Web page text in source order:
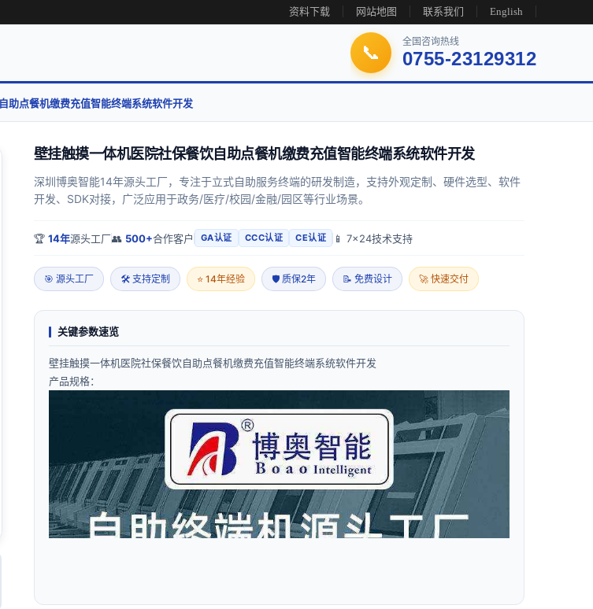
English
联系我们
网站地图
资料下载
📞
全国咨询热线
0755-23129312
助点餐机缴费充值智能终端系统软件开发
壁挂触摸一体机医院社保餐饮自助点餐机缴费充值智能终端系统软件开发
深圳博奥智能14年源头工厂，专注于立式自助服务终端的研发制造，支持外观定制、硬件选型、软件
开发、SDK对接，广泛应用于政务/医疗/校园/金融/园区等行业场景。
🏆 14年源头工厂👥 500+合作客户 GA认证 CCC认证 CE认证 📱 7x24技术支持
🎯 源头工厂 🛠 支持定制 ⭐ 14年经验 🛡 质保2年 📝 免费设计 🚀 快速交付
关键参数速览
壁挂触摸一体机医院社保餐饮自助点餐机缴费充值智能终端系统软件开发
产品规格：